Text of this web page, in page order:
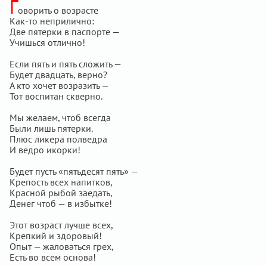
Говорить о возрасте
Как-то неприлично:
Две пятерки в паспорте —
Учишься отлично!
Если пять и пять сложить —
Будет двадцать, верно?
А кто хочет возразить —
Тот воспитан скверно.
Мы желаем, чтоб всегда
Были лишь пятерки.
Плюс ликера полведра
И ведро икорки!
Будет пусть «пятьдесят пять» —
Крепость всех напитков,
Красной рыбой заедать,
Денег чтоб — в избытке!
Этот возраст лучше всех,
Крепкий и здоровый!
Опыт — жаловаться грех,
Есть во всем основа!